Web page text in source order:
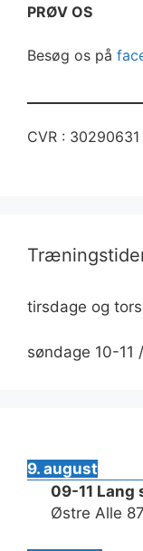
PRØV OS
Besøg os på
CVR : 30290631
tirsdage og
søndage 10-11
9. august
09-11 Lang
Østre Alle